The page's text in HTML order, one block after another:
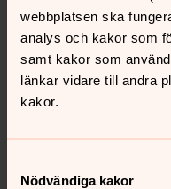
webbplatsen ska
analys och kakor som
samt kakor som
länkar vidare till andra
kakor.
Nödvändiga kakor
organisation. Därför
visselblåsartjänst via
påtala brister anonymt.
Se resultatet i
du viktig verksamhet